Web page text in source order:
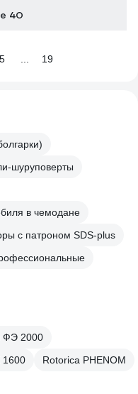
40
5 19
шуруповерты
в чемодане
с патроном SDS-plus
ФЭ 2000
1600 Rotorica PHENOM